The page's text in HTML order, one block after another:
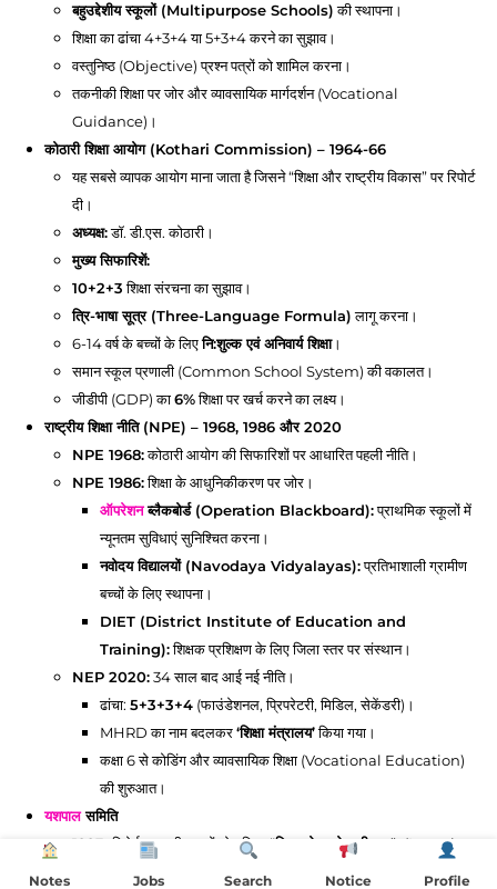
बहुउद्देशीय स्कूलों (Multipurpose Schools)की स्थापना।
शिक्षा का ढांचा 4+3+4 या 5+3+4 करने का सुझाव।
वस्तुनिष्ठ (Objective) प्रश्न पत्रों को शामिल करना।
तकनीकी शिक्षा पर जोर और व्यावसायिक मार्गदर्शन (Vocational
Guidance)।
कोठारी शिक्षा आयोग (Kothari Commission) – 1964-66
यह सबसे व्यापक आयोग माना जाता है जिसने “शिक्षा और राष्ट्रीय विकास” पर रिपोर्ट
दी।
अध्यक्ष:डॉ. डी.एस. कोठारी।
मुख्य सिफारिशें:
10+2+3शिक्षा संरचना का सुझाव।
त्रि-भाषा सूत्र (Three-Language Formula)लागू करना।
6-14 वर्ष के बच्चों के लिएनि:शुल्क एवं अनिवार्य शिक्षा।
समान स्कूल प्रणाली (Common School System) की वकालत।
जीडीपी (GDP) का6%शिक्षा पर खर्च करने का लक्ष्य।
राष्ट्रीय शिक्षा नीति (NPE) – 1968, 1986 और 2020
NPE 1968:कोठारी आयोग की सिफारिशों पर आधारित पहली नीति।
NPE 1986:शिक्षा के आधुनिकीकरण पर जोर।
ऑपरेशनब्लैकबोर्ड (Operation Blackboard):प्राथमिक स्कूलों में
न्यूनतम सुविधाएं सुनिश्चित करना।
नवोदय विद्यालयों (Navodaya Vidyalayas):प्रतिभाशाली ग्रामीण
बच्चों के लिए स्थापना।
DIET (District Institute of Education and
Training):शिक्षक प्रशिक्षण के लिए जिला स्तर पर संस्थान।
NEP 2020:34 साल बाद आई नई नीति।
ढांचा: 5+3+3+4 (फाउंडेशनल, प्रिपरेटरी, मिडिल, सेकेंडरी)।
MHRD का नाम बदलकर‘शिक्षा मंत्रालय’किया गया।
कक्षा 6 से कोडिंग और व्यावसायिक शिक्षा (Vocational Education)
की शुरुआत।
यशपालसमिति
1993 रिपोर्ट: स्कूली बच्चों के लिए “बिना बोझ के सीखना ” (Learning
Notes Jobs Search Notice Profile